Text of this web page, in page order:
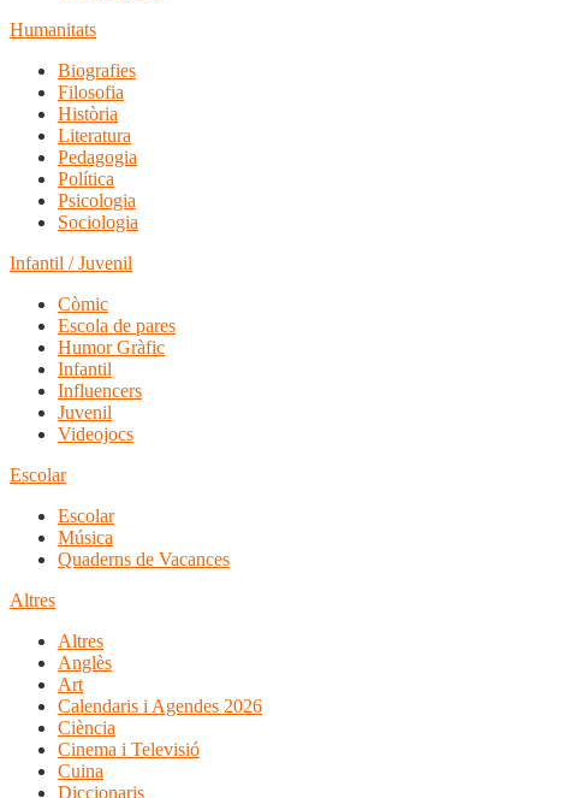
Humanitats
Biografies
Filosofia
Història
Literatura
Pedagogia
Política
Psicologia
Sociologia
Infantil / Juvenil
Còmic
Escola de pares
Humor Gràfic
Infantil
Influencers
Juvenil
Videojocs
Escolar
Escolar
Música
Quaderns de Vacances
Altres
Altres
Anglès
Art
Calendaris i Agendes 2026
Ciència
Cinema i Televisió
Cuina
Diccionaris